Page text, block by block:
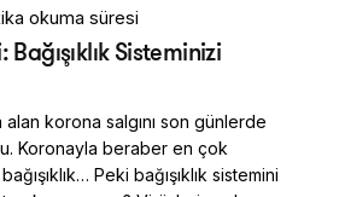
okuma süresi
Sisteminizi
alan korona salgını son günlerde
Koronayla beraber en çok
Peki bağışıklık sistemini